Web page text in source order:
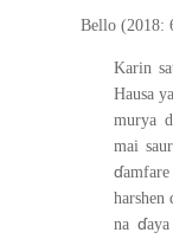
Bello (2018: 6) ya
Karin
Hausa
murya
mai
ɗ
harshen
naɗ